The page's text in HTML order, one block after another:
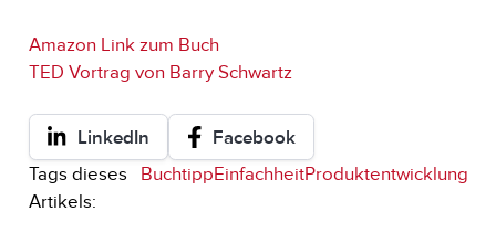
Amazon Link zum Buch
TED Vortrag von Barry Schwartz
LinkedIn
Facebook
Tags dieses
Artikels:
BuchtippEinfachheitProduktentwicklung